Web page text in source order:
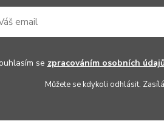
se zpracováním osobních
Můžete se kdykoli odhlásit.